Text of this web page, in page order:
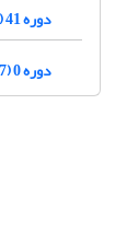
دوره 41 (1388)
دوره 0 (1387)